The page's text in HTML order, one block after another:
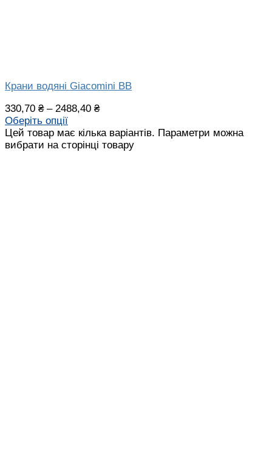
Крани водяні Giacomini ВВ
330,70 ₴– 2488,40 ₴
Оберіть опції
Цей товар має кілька варіантів. Параметри можна
вибрати на сторінці товару